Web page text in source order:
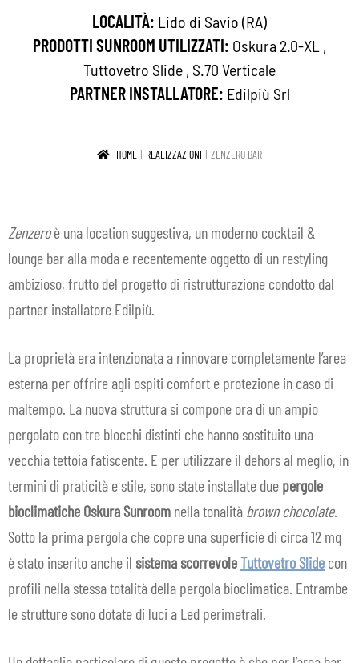
IN EVIDENZA
CONTATTI
LOCALITÀ: Lido di Savio (RA)
PRODOTTI SUNROOM UTILIZZATI: Oskura 2.0-XL ,
Tuttovetro Slide , S.70 Verticale
PARTNER INSTALLATORE: Edilpiù Srl
HOME REALIZZAZIONI ZENZERO BAR
Zenzeroè una location suggestiva, un moderno cocktail &
lounge bar alla moda e recentemente oggetto di un restyling
ambizioso, frutto del progetto di ristrutturazione condotto dal
partner installatore Edilpiù.
La proprietà era intenzionata a rinnovare completamente l’area
esterna per offrire agli ospiti comfort e protezione in caso di
maltempo. La nuova struttura si compone ora di un ampio
pergolato con tre blocchi distinti che hanno sostituito una
vecchia tettoia fatiscente. E per utilizzare il dehors al meglio, in
termini di praticità e stile, sono state installate due pergole
bioclimatiche Oskura Sunroom nella tonalità brown chocolate.
Sotto la prima pergola che copre una superficie di circa 12 mq
è stato inserito anche il sistema scorrevoleTuttovetro Slide con
profili nella stessa totalità della pergola bioclimatica. Entrambe
le strutture sono dotate di luci a Led perimetrali.